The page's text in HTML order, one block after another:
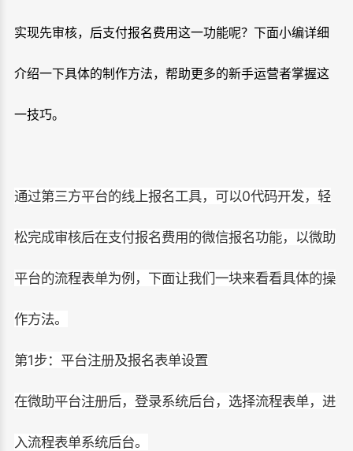
实现先审核，后支付报名费用这一功能呢？下面小编详细
介绍一下具体的制作方法，帮助更多的新手运营者掌握这
一技巧。
通过第三方平台的线上报名工具，可以0代码开发，轻
松完成审核后在支付报名费用的微信报名功能，以微助
平台的流程表单为例，下面让我们一块来看看具体的操
作方法。
第1步：平台注册及报名表单设置
在微助平台注册后，登录系统后台，选择流程表单，进
入流程表单系统后台。